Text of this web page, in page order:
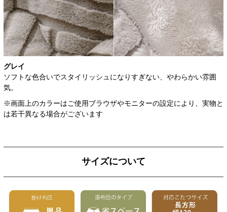
グレイ
ソフトな色合いでスタイリッシュになりすぎない、やわらかい雰囲
気。
※画面上のカラーはご使用ブラウザやモニターの設定により、実物と
は若干異なる場合がございます
サイズについて